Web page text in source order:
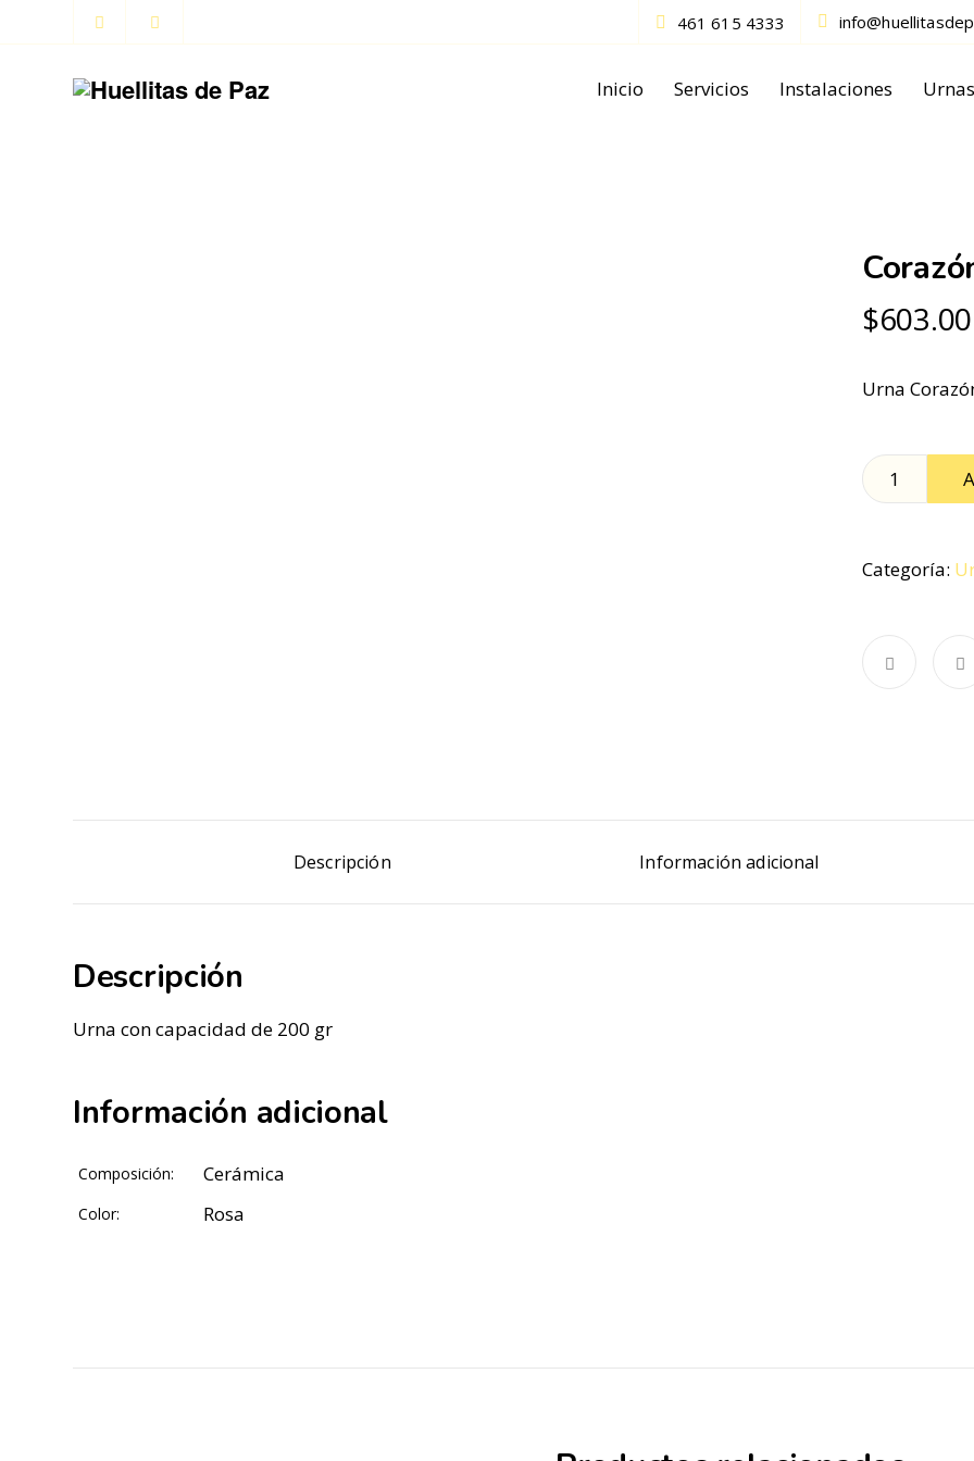
461 615 4333
Inicio Servicios Instalaciones
$603.00
Urna
Categoría:
Descripción Información adicional
Descripción
Urna con capacidad de 200 gr
Información adicional
Composición: Cerámica
Color: Rosa